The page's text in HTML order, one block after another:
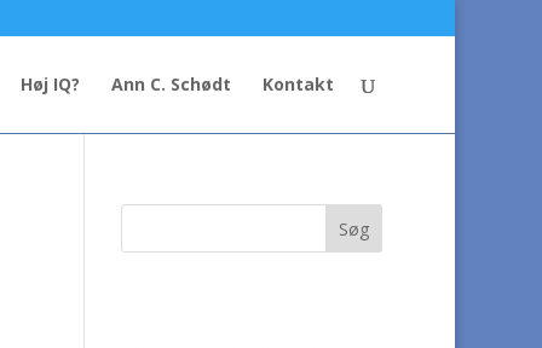
Høj IQ? Ann C. Schødt Kontakt